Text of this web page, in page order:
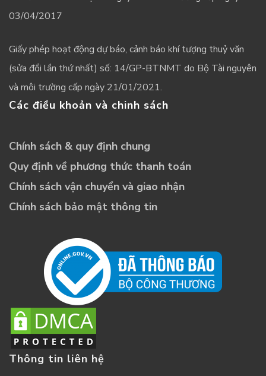
03/04/2017
Giấy phép hoạt động dự báo, cảnh báo khí tượng thuỷ văn
(sửa đổi lần thứ nhất) số: 14/GP-BTNMT do Bộ Tài nguyên
và môi trường cấp ngày 21/01/2021.
Các điều khoản và chinh sách
Chính sách & quy định chung
Quy định về phương thức thanh toán
Chính sách vận chuyển và giao nhận
Chính sách bảo mật thông tin
Thông tin liên hệ